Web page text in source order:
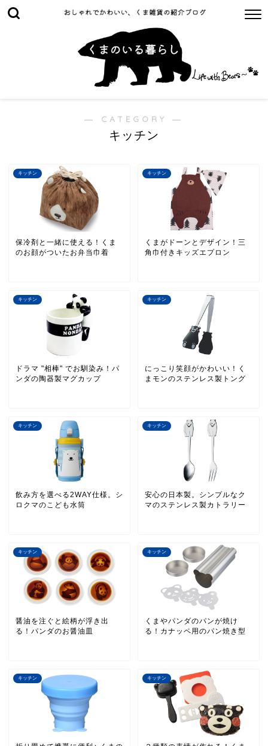
― CATEGORY ―
キッチン
キッチン
保冷剤と一緒に使える！くま
のお顔がついたお弁当巾着
キッチン
くまがドーンとデザイン！三
角巾付きキッズエプロン
キッチン
ドラマ "相棒" でお馴染み！パ
ンダの陶器製マグカップ
キッチン
にっこり笑顔がかわいい！く
まモンのステンレス製トング
キッチン
飲み方を選べる2WAY仕様。シ
ロクマのこども水筒
キッチン
安心の日本製。シンプルなク
マのステンレス製カトラリー
キッチン
醤油を注ぐと絵柄が浮き出
る！パンダのお醤油皿
キッチン
くまやパンダのパンが焼け
る！カナッペ用のパン焼き型
キッチン キッチン